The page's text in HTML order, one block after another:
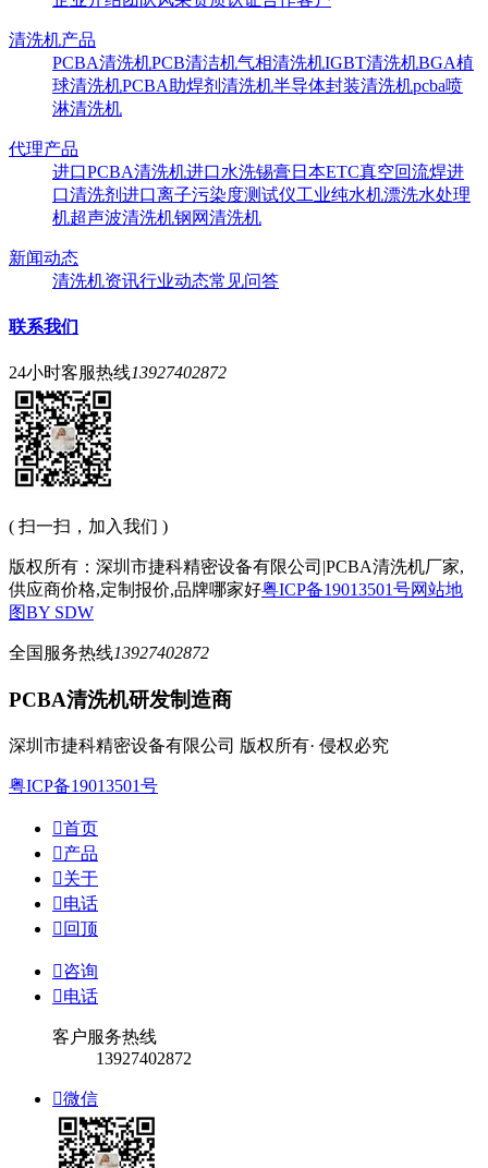
清洗机产品
PCBA清洗机PCB清洁机气相清洗机IGBT清洗机BGA植
球清洗机PCBA助焊剂清洗机半导体封装清洗机pcba喷
淋清洗机
代理产品
进口PCBA清洗机进口水洗锡膏 日本ETC真空回流焊进
口清洗剂 进口离子污染度测试仪工业纯水机漂洗水处理
机超声波清洗机钢网清洗机
新闻动态
清洗机资讯行业动态常见问答
联系我们
24小时客服热线13927402872
( 扫一扫，加入我们 )
版权所有：深圳市捷科精密设备有限公司|PCBA清洗机厂家,
供应商价格,定制报价,品牌哪家好粤ICP备19013501号网站地
图BY SDW
全国服务热线13927402872
PCBA清洗机研发制造商
深圳市捷科精密设备有限公司 版权所有· 侵权必究
粤ICP备19013501号
首页
产品
关于
电话
 回顶
咨询
电话
客户服务热线
13927402872
微信